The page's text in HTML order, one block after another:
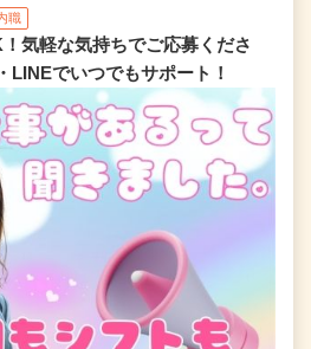
職
気軽な気持ちでご応募くださ
LINEでいつでもサポート！